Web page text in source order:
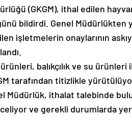
(GKGM), ithal edilen
bildirdi. Genel Müdürlükten
işletmelerin onaylarının
balıkçılık ve su ürünleri
tarafından titizlikle
Müdürlük, ithalat talebinde
ve gerekli durumlarda